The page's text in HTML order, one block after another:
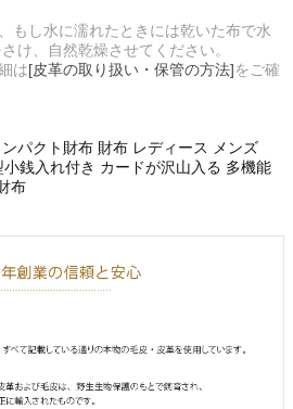
もし水に濡れたときには乾いた布で水
け、自然乾燥させてください。
は[皮革の取り扱い・保管の方法]をご確
パクト財布 財布 レディース メンズ
銭入れ付き カードが沢山入る 多機能
布